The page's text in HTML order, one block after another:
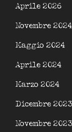
Aprile 2026
Novembre 2024
Maggio 2024
Aprile 2024
Marzo 2024
Dicembre 2023
Novembre 2023